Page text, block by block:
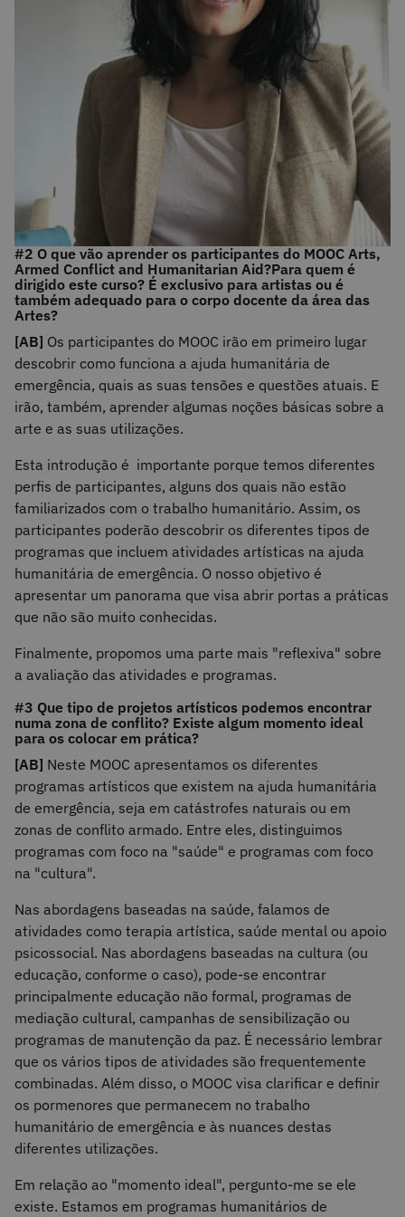
#2 O que vão aprender os participantes do MOOC Arts,
Armed Conflict and Humanitarian Aid?Para quem é
dirigido este curso? É exclusivo para artistas ou é
também adequado para o corpo docente da área das
Artes?
[AB] Os participantes do MOOC irão em primeiro lugar
descobrir como funciona a ajuda humanitária de
emergência, quais as suas tensões e questões atuais. E
irão, também, aprender algumas noções básicas sobre a
arte e as suas utilizações.
Esta introdução é importante porque temos diferentes
perfis de participantes, alguns dos quais não estão
familiarizados com o trabalho humanitário. Assim, os
participantes poderão descobrir os diferentes tipos de
programas que incluem atividades artísticas na ajuda
humanitária de emergência. O nosso objetivo é
apresentar um panorama que visa abrir portas a práticas
que não são muito conhecidas.
Finalmente, propomos uma parte mais "reflexiva" sobre
a avaliação das atividades e programas.
#3 Que tipo de projetos artísticos podemos encontrar
numa zona de conflito? Existe algum momento ideal
para os colocar em prática?
[AB] Neste MOOC apresentamos os diferentes
programas artísticos que existem na ajuda humanitária
de emergência, seja em catástrofes naturais ou em
zonas de conflito armado. Entre eles, distinguimos
programas com foco na "saúde" e programas com foco
na "cultura".
Nas abordagens baseadas na saúde, falamos de
atividades como terapia artística, saúde mental ou apoio
psicossocial. Nas abordagens baseadas na cultura (ou
educação, conforme o caso), pode-se encontrar
principalmente educação não formal, programas de
mediação cultural, campanhas de sensibilização ou
programas de manutenção da paz. É necessário lembrar
que os vários tipos de atividades são frequentemente
combinadas. Além disso, o MOOC visa clarificar e definir
os pormenores que permanecem no trabalho
humanitário de emergência e às nuances destas
diferentes utilizações.
Em relação ao "momento ideal", pergunto-me se ele
existe. Estamos em programas humanitários de